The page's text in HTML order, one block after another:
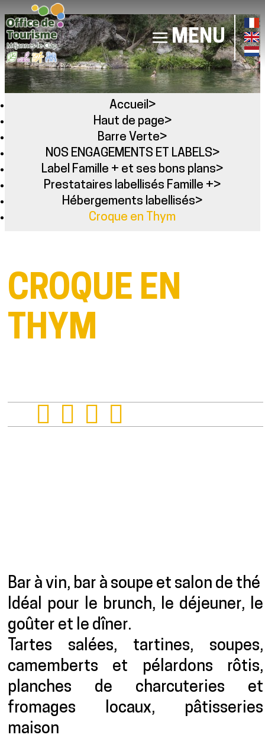
MENU
Accueil >
Haut de page>
Barre Verte>
NOS ENGAGEMENTS ET LABELS>
Label Famille + et ses bons plans>
Prestataires labellisés Famille +>
Hébergements labellisés>
Croque en Thym
CROQUE EN
THYM
Présentation
Bar à vin, bar à soupe et salon de thé
Idéal pour le brunch, le déjeuner, le
goûter et le dîner.
Tartes salées, tartines, soupes,
camemberts et pélardons rôtis,
planches de charcuteries et
fromages locaux, pâtisseries
maison